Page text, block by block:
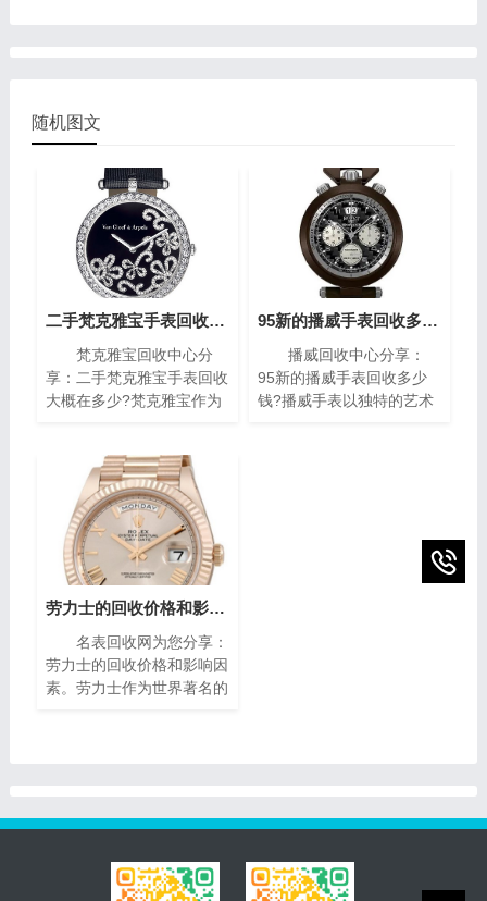
随机图文
二手梵克雅宝手表回收大概在多少?(梵克雅宝高价回收指南)
梵克雅宝回收中心分
享：二手梵克雅宝手表回收
大概在多少?梵克雅宝作为
量而闻名。对于那些拥有一
款梵克雅宝手表的人来说，
了解其回收价格是非常重要
的。本文将为您介绍二手梵
克雅宝手表回收的价格指
南，帮助您获取最高回收
价。
95新的播威手表回收多少钱?(高价回收指南)
播威回收中心分享：
95新的播威手表回收多少
钱?播威手表以独特的艺术
琅，尽显奢华典雅，诠释时
间流转的永恒魅力。如果你
有一块95新的播威手表，
劳力士的回收价格和影响因素(影响劳力士回收价格的因素)
名表回收网为您分享：
劳力士的回收价格和影响因
素。劳力士作为世界著名的